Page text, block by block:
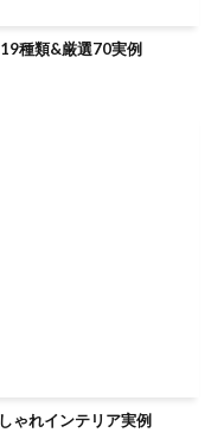
種類&厳選70実例
ゃれインテリア実例